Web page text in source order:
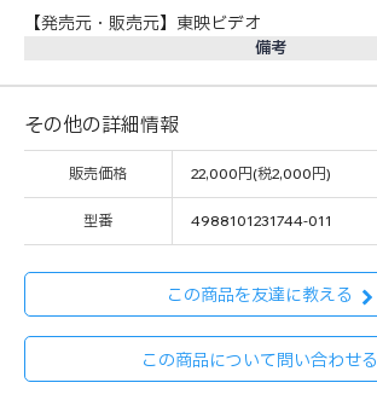
【発売元・販売元】東映ビデオ
備考
その他の詳細情報
販売価格 22,000円(税2,000円)
型番 4988101231744-011
この商品を友達に教える
この商品について問い合わせる